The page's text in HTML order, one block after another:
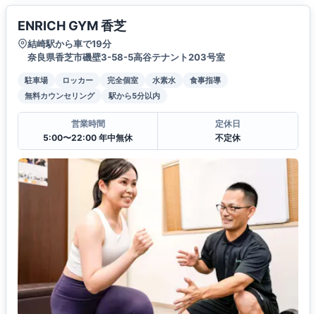
ENRICH GYM 香芝
結崎駅から車で19分
奈良県香芝市磯壁3-58-5高谷テナント203号室
駐車場 ロッカー 完全個室 水素水
食事指導
無料カウンセリング
駅から5分以内
営業時間
5:00〜22:00 年中無休
定休日
不定休